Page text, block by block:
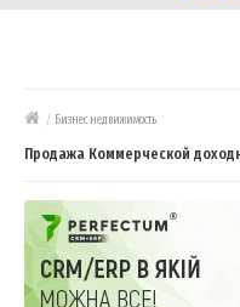
/ Бизнес недвижимость
Продажа Коммерческой